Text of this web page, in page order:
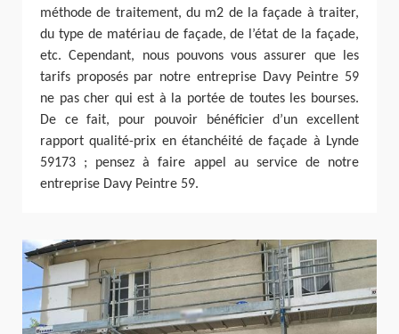
méthode de traitement, du m2 de la façade à traiter,
du type de matériau de façade, de l’état de la façade,
etc. Cependant, nous pouvons vous assurer que les
tarifs proposés par notre entreprise Davy Peintre 59
ne pas cher qui est à la portée de toutes les bourses.
De ce fait, pour pouvoir bénéficier d’un excellent
rapport qualité-prix en étanchéité de façade à Lynde
59173 ; pensez à faire appel au service de notre
entreprise Davy Peintre 59.